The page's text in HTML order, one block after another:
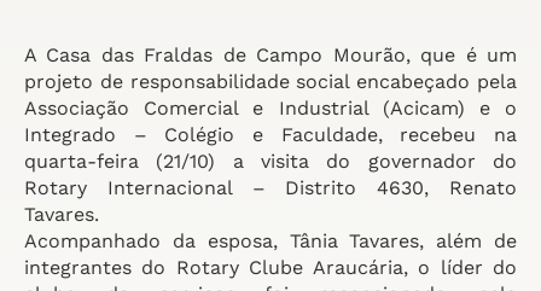
A Casa das Fraldas de Campo Mourão, que é um
projeto de responsabilidade social encabeçado pela
Associação Comercial e Industrial (Acicam) e o
Integrado – Colégio e Faculdade, recebeu na
quarta-feira (21/10) a visita do governador do
Rotary Internacional – Distrito 4630, Renato
Tavares.
Acompanhado da esposa, Tânia Tavares, além de
integrantes do Rotary Clube Araucária, o líder do